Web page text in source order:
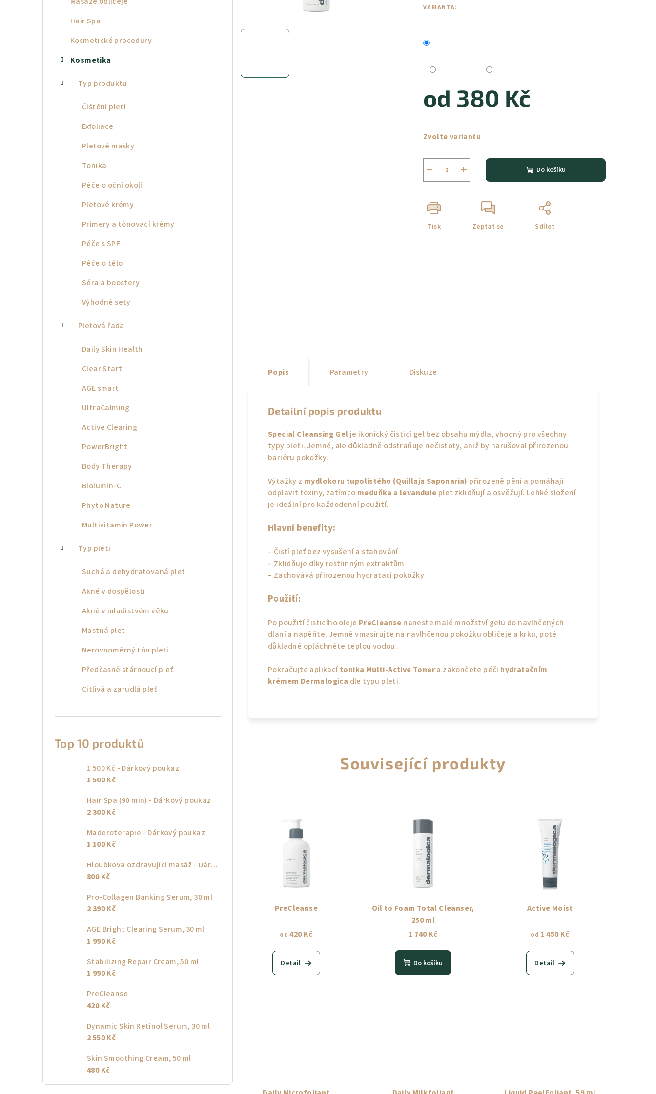
Hair Spa
Kosmetické procedury
Kosmetika
Typ produktu
Čištění pleti
Exfoliace
Pleťové masky
Tonika
Péče o oční okolí
Pleťové krémy
Primery a tónovací krémy
Péče s SPF
Péče o tělo
Séra a boostery
Výhodné sety
Pleťová řada
Daily Skin Health
Clear Start
AGE smart
UltraCalming
Active Clearing
PowerBright
Body Therapy
Biolumin-C
Phyto Nature
Multivitamin Power
Typ pleti
Suchá a dehydratovaná pleť
Akné v dospělosti
Akné v mladistvém věku
Mastná pleť
Nerovnoměrný tón pleti
Předčasně stárnoucí pleť
Citlivá a zarudlá pleť
Top 10 produktů
1 500 Kč - Dárkový poukaz
1 500 Kč
Hair Spa (90 min) - Dárkový poukaz
2 300 Kč
Maderoterapie - Dárkový poukaz
1 100 Kč
Hloubková ozdravující masáž - Dárkový poukaz
800 Kč
Pro-Collagen Banking Serum, 30 ml
2 390 Kč
AGE Bright Clearing Serum, 30 ml
1 990 Kč
Stabilizing Repair Cream, 50 ml
1 990 Kč
PreCleanse
420 Kč
Dynamic Skin Retinol Serum, 30 ml
2 550 Kč
Skin Smoothing Cream, 50 ml
480 Kč
VARIANTA:
od 380 Kč
cena:
Zvolte variantu
+
− Do košíku
Tisk Zeptat se Sdílet
Popis Parametry Diskuze
Detailní popis produktu
Special Cleansing Gel je ikonický čisticí gel bez obsahu mýdla, vhodný pro všechny
typy pleti. Jemně, ale důkladně odstraňuje nečistoty, aniž by narušoval přirozenou
bariéru pokožky.
Výtažky z mydlokoru tupolistého (Quillaja Saponaria) přirozeně pění a pomáhají
odplavit toxiny, zatímco meduňka a levandule pleť zklidňují a osvěžují. Lehké složení
je ideální pro každodenní použití.
Hlavní benefity:
– Čistí pleť bez vysušení a stahování
– Zklidňuje díky rostlinným extraktům
– Zachovává přirozenou hydrataci pokožky
Použití:
Po použití čisticího oleje PreCleanse naneste malé množství gelu do navlhčených
dlaní a napěňte. Jemně vmasírujte na navlhčenou pokožku obličeje a krku, poté
důkladně opláchněte teplou vodou.
Pokračujte aplikací tonika Multi-Active Tonera zakončete péči hydratačním
krémem Dermalogica dle typu pleti.
Související produkty
PreCleanse
od 420 Kč
Detail
Oil to Foam Total Cleanser,
250 ml
1 740 Kč
Do košíku
Active Moist
od 1 450 Kč
Detail